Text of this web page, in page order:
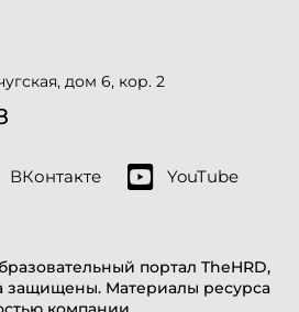
портал TheHRD,
защищены. Материалы ресурса
дом 6, кор. 2
ВКонтакте YouTube